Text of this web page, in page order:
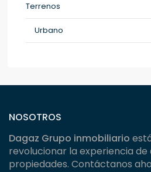
Terrenos
Urbano
NOSOTROS
Dagaz Grupo inmobiliario
revolucionar la experiencia de
propiedades. Contáctanos